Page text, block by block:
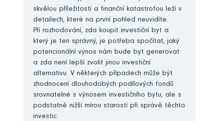
skvělou příležitostí a finanční katastrofou leží v
detailech, které na první pohled neuvidíte.
Při rozhodování, zda koupit investiční byt a
který je ten správný, je potřeba spočítat, jaký
potencionální výnos nám bude byt generovat
a zda není lepší zvolit jinou investiční
alternativu. V některých případech může být
zhodnocení dlouhodobých podílových fondů
srovnatelné s výnosem investičního bytu, ale s
podstatně nižší mírou starostí při správě těchto
investic.